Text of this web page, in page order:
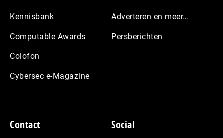
Kennisbank
Computable Awards
Colofon
Cybersec e-Magazine
Adverteren en meer…
Persberichten
Contact Social